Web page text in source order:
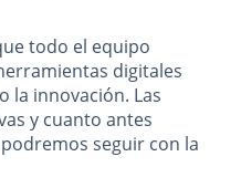
todo el equipo
digitales
la innovación. Las
y cuanto antes
seguir con la